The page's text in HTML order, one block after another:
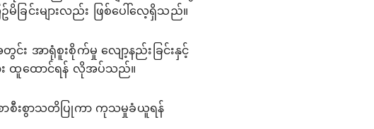
ြင်းများလည်း ဖြစ်ပေါ်လေ့ရှိသည်။
း အာရုံစူးစိုက်မှု လျော့နည်းခြင်းနှင့်
ား ထူထောင်ရန် လိုအပ်သည်။
ောစီးစွာသတိပြုကာ ကုသမှုခံယူရန်